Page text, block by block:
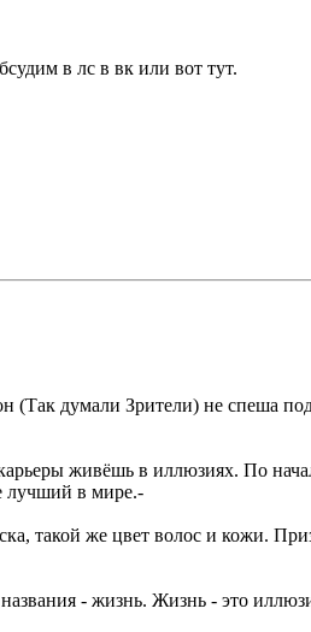
в лс в вк или вот тут.
(Так думали Зрители) не спеша
живёшь в иллюзиях. По
лучший в мире.-
такой же цвет волос и кожи.
- жизнь. Жизнь - это